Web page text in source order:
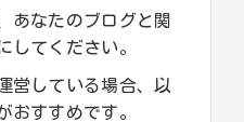
あなたのブログと関
してください。
営している場合、以
おすすめです。